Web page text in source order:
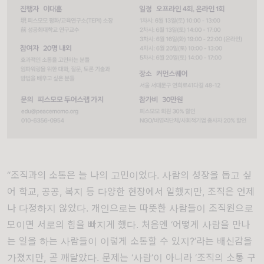
“조직과의 소통은 늘 나의 고민이었다. 사람의 성장을 돕고 싶
어 학교, 공공, 복지 등 다양한 현장에서 일했지만, 조직은 언제
나 다정하지 않았다. 개인으로는 따뜻한 사람들이 조직원으로
모이면 서로의 힘을 빠지게 했다. 처음엔 ‘어떻게 사람을 만나
는 일을 하는 사람들이 이렇게 소통할 수 있지?’라는 배신감을
가졌지만, 곧 깨달았다. 문제는 ‘사람’이 아니라 ‘조직의 소통 구